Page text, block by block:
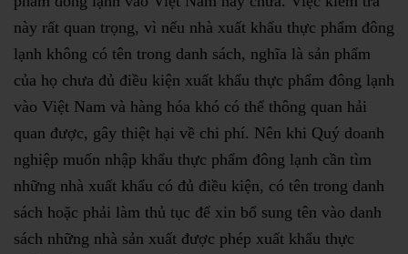
này rất quan trọng, vì nếu nhà xuất khẩu thực phẩm đông
lạnh không có tên trong danh sách, nghĩa là sản phẩm
của họ chưa đủ điều kiện xuất khẩu thực phẩm đông lạnh
vào Việt Nam và hàng hóa khó có thể thông quan hải
quan được, gây thiệt hại về chi phí. Nên khi Quý doanh
nghiệp muốn nhập khẩu thực phẩm đông lạnh cần tìm
những nhà xuất khẩu có đủ điều kiện, có tên trong danh
sách hoặc phải làm thủ tục để xin bổ sung tên vào danh
sách những nhà sản xuất được phép xuất khẩu thực